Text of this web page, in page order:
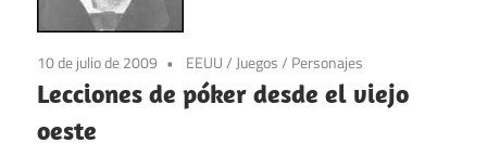
10 de julio de 2009 EEUU/ Juegos/ Personajes
Lecciones de póker desde el viejo
oeste